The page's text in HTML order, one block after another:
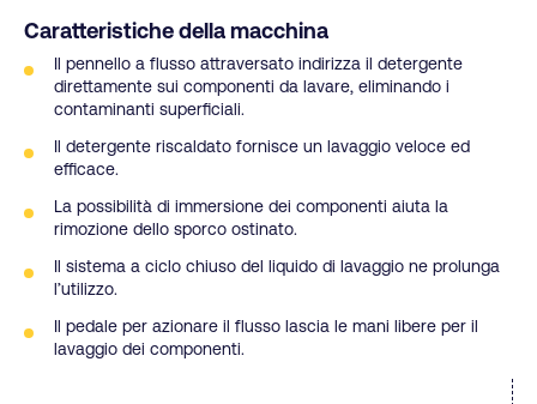
Caratteristiche della macchina
Il pennello a flusso attraversato indirizza il detergente
direttamente sui componenti da lavare, eliminando i
contaminanti superficiali.
Il detergente riscaldato fornisce un lavaggio veloce ed
efficace.
La possibilità di immersione dei componenti aiuta la
rimozione dello sporco ostinato.
Il sistema a ciclo chiuso del liquido di lavaggio ne prolunga
l’utilizzo.
Il pedale per azionare il flusso lascia le mani libere per il
lavaggio dei componenti.